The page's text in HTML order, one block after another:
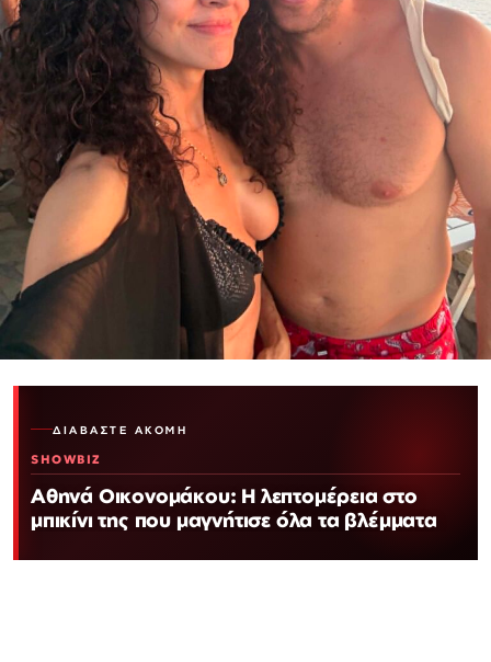
ΔΙΑΒΆΣΤΕ ΑΚΌΜΗ
SHOWBIZ
Αθηνά Οικονομάκου: Η λεπτομέρεια στο
μπικίνι της που μαγνήτισε όλα τα βλέμματα